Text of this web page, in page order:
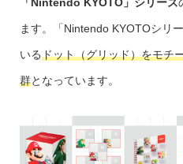
「Nintendo KYOTO」シリーズ
ます。「Nintendo KYOTOシリ
いるドット（グリッド）をモチ
群となっています。